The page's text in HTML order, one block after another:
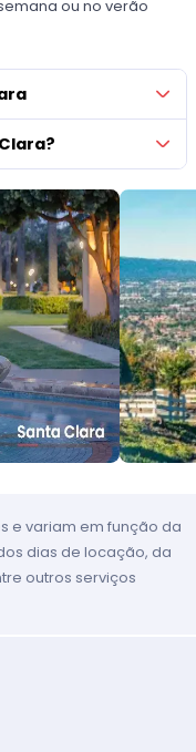
ou no verão
e variam em função da
dias de locação, da
outros serviços